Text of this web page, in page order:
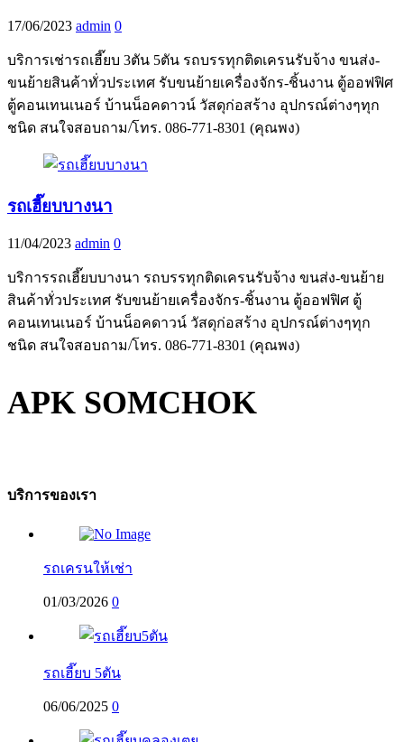
17/06/2023 admin 0
บริการเช่ารถเฮี๊ยบ 3ตัน 5ตัน รถบรรทุกติดเครนรับจ้าง ขนส่ง-
ขนย้ายสินค้าทั่วประเทศ รับขนย้ายเครื่องจักร-ชิ้นงาน ตู้ออฟฟิศ
ตู้คอนเทนเนอร์ บ้านน็อคดาวน์ วัสดุก่อสร้าง อุปกรณ์ต่างๆทุก
ชนิด สนใจสอบถาม/โทร. 086-771-8301 (คุณพง)
รถเฮี๊ยบบางนา
11/04/2023 admin 0
บริการรถเฮี๊ยบบางนา รถบรรทุกติดเครนรับจ้าง ขนส่ง-ขนย้าย
สินค้าทั่วประเทศ รับขนย้ายเครื่องจักร-ชิ้นงาน ตู้ออฟฟิศ ตู้
คอนเทนเนอร์ บ้านน็อคดาวน์ วัสดุก่อสร้าง อุปกรณ์ต่างๆทุก
ชนิด สนใจสอบถาม/โทร. 086-771-8301 (คุณพง)
APK SOMCHOK
บริการของเรา
รถเครนให้เช่า
01/03/2026 0
รถเฮี๊ยบ 5ตัน
06/06/2025 0